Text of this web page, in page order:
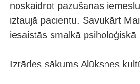
noskaidrot pazušanas
iztaujā pacientu. Savukārt
iesaistās smalkā
Izrādes sākums Alūksnes